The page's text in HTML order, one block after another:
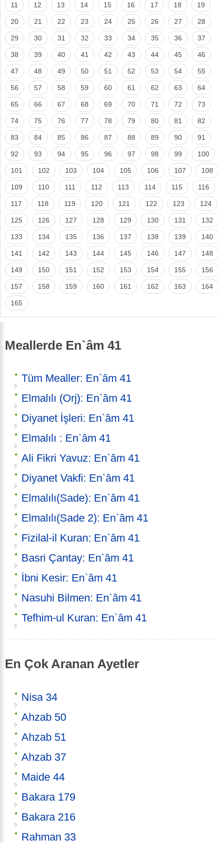
11 12 13 14 15 16 17 18 19
20 21 22 23 24 25 26 27 28
29 30 31 32 33 34 35 36 37
38 39 40 41 42 43 44 45 46
47 48 49 50 51 52 53 54 55
56 57 58 59 60 61 62 63 64
65 66 67 68 69 70 71 72 73
74 75 76 77 78 79 80 81 82
83 84 85 86 87 88 89 90 91
92 93 94 95 96 97 98 99 100
101 102 103 104 105 106 107 108
109 110 111 112 113 114 115 116
117 118 119 120 121 122 123 124
125 126 127 128 129 130 131 132
133 134 135 136 137 138 139 140
141 142 143 144 145 146 147 148
149 150 151 152 153 154 155 156
157 158 159 160 161 162 163 164
165
Meallerde En`âm 41
Tüm Mealler: En`âm 41
Elmalılı (Orj): En`âm 41
Diyanet İşleri: En`âm 41
Elmalılı : En`âm 41
Ali Fikri Yavuz: En`âm 41
Diyanet Vakfi: En`âm 41
Elmalılı(Sade): En`âm 41
Elmalılı(Sade 2): En`âm 41
Fizilal-il Kuran: En`âm 41
Basri Çantay: En`âm 41
İbni Kesir: En`âm 41
Nasuhi Bilmen: En`âm 41
Tefhim-ul Kuran: En`âm 41
En Çok Aranan Ayetler
Nisa 34
Ahzab 50
Ahzab 51
Ahzab 37
Maide 44
Bakara 179
Bakara 216
Rahman 33